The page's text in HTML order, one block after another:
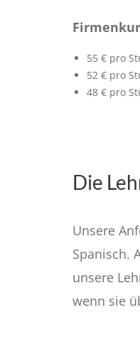
55 € pro
52 € pro
48 € pro
Die
Unsere
Spanisch.
unsere
wenn sie